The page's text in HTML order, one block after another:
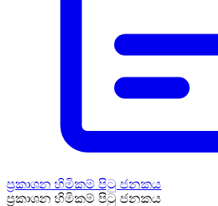
ප්‍රකාශන හිමිකම් පිටු ජනකය
ප්‍රකාශන හිමිකම් පිටු ජනකය